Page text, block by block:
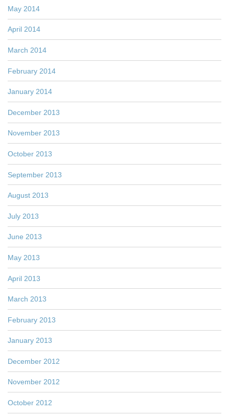
May 2014
April 2014
March 2014
February 2014
January 2014
December 2013
November 2013
October 2013
September 2013
August 2013
July 2013
June 2013
May 2013
April 2013
March 2013
February 2013
January 2013
December 2012
November 2012
October 2012